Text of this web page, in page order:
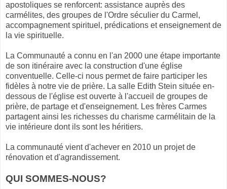
apostoliques se renforcent: assistance auprès des
carmélites, des groupes de l'Ordre séculier du Carmel,
accompagnement spirituel, prédications et enseignement de
la vie spirituelle.
La Communauté a connu en l'an 2000 une étape importante
de son itinéraire avec la construction d'une église
conventuelle. Celle-ci nous permet de faire participer les
fidèles à notre vie de prière. La salle Edith Stein située en-
dessous de l'église est ouverte à l'accueil de groupes de
prière, de partage et d'enseignement. Les frères Carmes
partagent ainsi les richesses du charisme carmélitain de la
vie intérieure dont ils sont les héritiers.
La communauté vient d'achever en 2010 un projet de
rénovation et d'agrandissement.
QUI SOMMES-NOUS?